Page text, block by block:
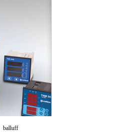
balluff